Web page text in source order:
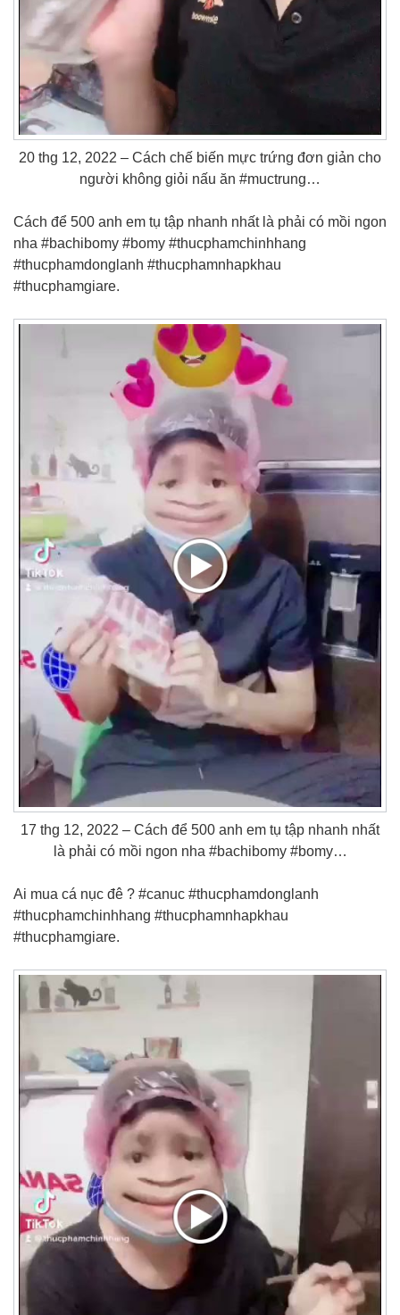
20 thg 12, 2022 – Cách chế biến mực trứng đơn giản cho
người không giỏi nấu ăn #muctrung…
Cách để 500 anh em tụ tập nhanh nhất là phải có mồi ngon
nha #bachibomy #bomy #thucphamchinhhang
#thucphamdonglanh #thucphamnhapkhau
#thucphamgiare.
17 thg 12, 2022 – Cách để 500 anh em tụ tập nhanh nhất
là phải có mồi ngon nha #bachibomy #bomy…
Ai mua cá nục đê ? #canuc #thucphamdonglanh
#thucphamchinhhang #thucphamnhapkhau
#thucphamgiare.